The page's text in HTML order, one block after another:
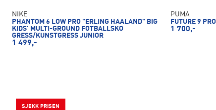
NIKE
PHANTOM 6 LOW PRO "ERLING HAALAND" BIG
KIDS' MULTI-GROUND FOTBALLSKO
GRESS/KUNSTGRESS JUNIOR
1 499,-
PUMA
FUTURE 9
1 700,-
SJEKK PRISEN